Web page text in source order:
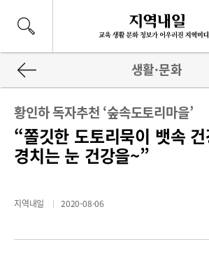
생활·문화
황인하 독자추천 ‘숲속도토리마을’
“쫄깃한 도토리묵이 뱃속
경치는 눈 건강을~”
지역내일 2020-08-06